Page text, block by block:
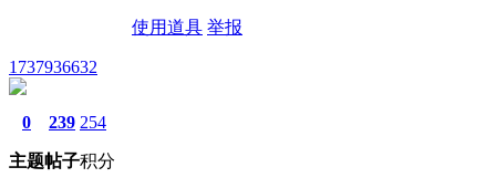
使用道具 举报
1737936632
0
主题
239
帖子
254
积分